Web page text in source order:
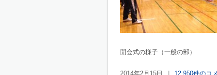
開会式の様子（一般の部）
2014年2月15日 12,950件のコ